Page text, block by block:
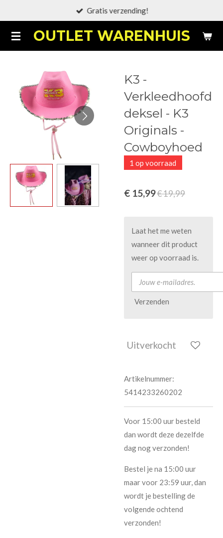
naar
de
OUTLET WARENHUIS
Gratis verzending!
K3 -
Verkleedhoofd
deksel - K3
Originals -
Cowboyhoed
1 op voorraad
€ 15,99€ 19,99
Laat het me weten
wanneer dit product
weer op voorraad is.
Verzenden
Uitverkocht
Artikelnummer:
5414233260202
Voor 15:00 uur besteld
dan wordt deze dezelfde
dag nog verzonden!
Bestel je na 15:00 uur
maar voor 23:59 uur, dan
wordt je bestelling de
volgende ochtend
verzonden!